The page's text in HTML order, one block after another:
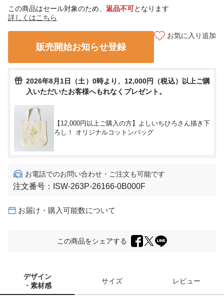
この商品はセール対象のため、 返品不可となります
詳しくはこちら
販売開始お知らせ登録
お気に入り追加
2026年8月1日（土）0時より、12,000円（税込）以上ご購
入いただいたお客様へもれなくプレゼント。
【12,000円以上ご購入の方】よしいちひろさん描き下
ろし！ オリジナルコットンバッグ
お電話でのお問い合わせ・ご注文も可能です
注文番号： ISW-263P-26166-0B000F
お届け・購入可能数について
この商品をシェアする
デザイン
・素材感
サイズ レビュー